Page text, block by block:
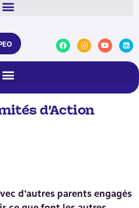
d’Action
d’autres parents engagés